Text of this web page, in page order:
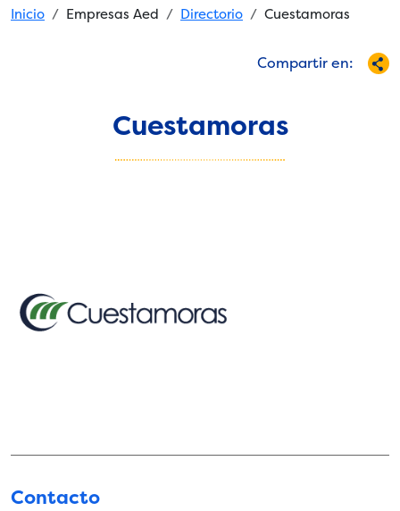
Breadcrumb
Inicio Empresas Aed Directorio Cuestamoras
Compartir en:
Cuestamoras
Contacto